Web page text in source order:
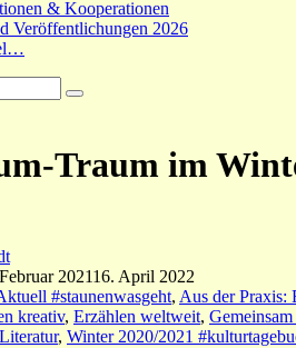
& Kooperationen
Veröffentlichungen 2026
Traum im
202116. April 2022
#staunenwasgeht, Aus der Praxis:
kreativ, Erzählen weltweit,
, Winter 2020/2021